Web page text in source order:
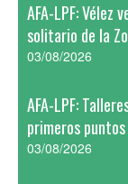
AFA-LPF: Vélez
solitario de la
03/08/2026
AFA-LPF:
primeros
03/08/2026